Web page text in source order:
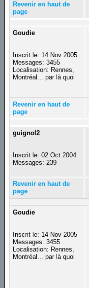
Revenir en haut de
page
Goudie
Inscrit le: 14 Nov 2005
Messages: 3455
Localisation: Rennes,
Montréal... par là quoi
Revenir en haut de
page
guignol2
Inscrit le: 02 Oct 2004
Messages: 239
Revenir en haut de
page
Goudie
Inscrit le: 14 Nov 2005
Messages: 3455
Localisation: Rennes,
Montréal... par là quoi